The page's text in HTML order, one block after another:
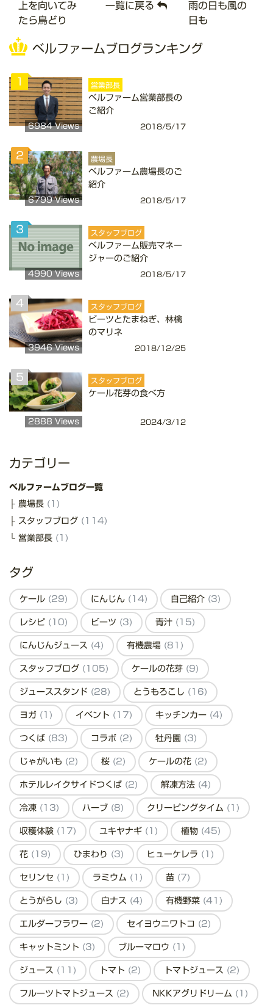
上を向いてみ
たら鳥どり
一覧に戻る
雨の日も風の
日も
ベルファームブログランキング
1 営業部長
ベルファーム営業部長の
ご紹介
6984 Views 2018/5/17
2 農場長
ベルファーム農場長のご
紹介
6799 Views 2018/5/17
3 スタッフブログ
ベルファーム販売マネー
ジャーのご紹介
4990 Views 2018/5/17
4 スタッフブログ
ビーツとたまねぎ、林檎
のマリネ
3946 Views 2018/12/25
5 スタッフブログ
ケール花芽の食べ方
2888 Views 2024/3/12
カテゴリー
ベルファームブログ一覧
農場長 (1)
スタッフブログ (114)
営業部長 (1)
タグ
ケール (29) にんじん (14) 自己紹介 (3)
レシピ (10) ビーツ (3) 青汁 (15)
にんじんジュース (4) 有機農場 (81)
スタッフブログ (105) ケールの花芽 (9)
ジューススタンド (28) とうもろこし (16)
ヨガ (1) イベント (17) キッチンカー (4)
つくば (83) コラボ (2) 牡丹園 (3)
じゃがいも (2) 桜 (2) ケールの花 (2)
ホテルレイクサイドつくば (2) 解凍方法 (4)
冷凍 (13) ハーブ (8) クリーピングタイム (1)
収穫体験 (17) ユキヤナギ (1) 植物 (45)
花 (19) ひまわり (3) ヒューケレラ (1)
セリンセ (1) ラミウム (1) 苗 (7)
とうがらし (3) 白ナス (4) 有機野菜 (41)
エルダーフラワー (2) セイヨウニワトコ (2)
キャットミント (3) ブルーマロウ (1)
ジュース (11) トマト (2) トマトジュース (2)
フルーツトマトジュース (2) NKKアグリドリーム (1)